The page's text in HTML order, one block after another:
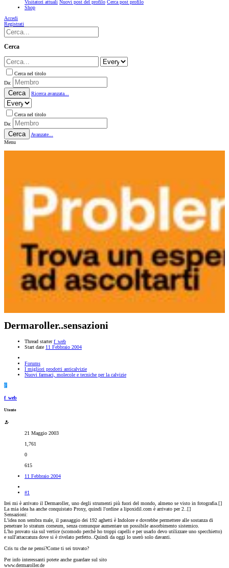
Visitatori attuali Nuovi post del profilo Cerca post profilo
Shop
Accedi
Registrati
Cerca
Cerca nel titolo
Da:
Cerca Ricerca avanzata...
Cerca nel titolo
Da:
Cerca
Avanzate...
Menu
Dermaroller..sensazioni
Thread starter f_web
Start date 11 Febbraio 2004
Forums
I migliori prodotti anticalvizie
Nuovi farmaci, molecole e tecniche per la calvizie
F
f_web
Utente
21 Maggio 2003
1,761
0
615
11 Febbraio 2004
#1
Irei mi è arrivato il Dermaroller, uno degli strumenti più fuori del mondo, almeno se visto in fotografia.[]
La mia idea ha anche conquistato Proxy, quindi l'ordine a lipoxidil.com è arrivato per 2..[]
Sensazioni:
L'idea non sembra male, il passaggio dei 192 aghetti è Indolore e dovrebbe permettere alle sostanza di
penetrare lo stratum corneum, senza comunque aumentare un possibile assorbimento sistemico.
L'ho provato sia sul vertice (scomodo perchè ho troppi capelli e per usarlo devo utilizzare uno specchietto)
e sull'attaccatura dove si è rivelato perfetto..Quindi da oggi lo userò solo davanti.
Cris tu che ne pensi?Come ti sei trovato?
Per info interessanti potete anche guardare sul sito
www.dermaroller.de